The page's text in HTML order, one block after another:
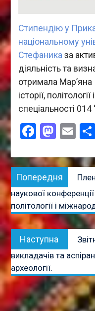
Стипендію у
національному
Стефаника за
діяльність та
отримала Мар’яна
історії,
спеціальності 014
Facebook
Навігація
записів
Попередня
наукової конференції
політології і
Наступна
викладачів та
археології.